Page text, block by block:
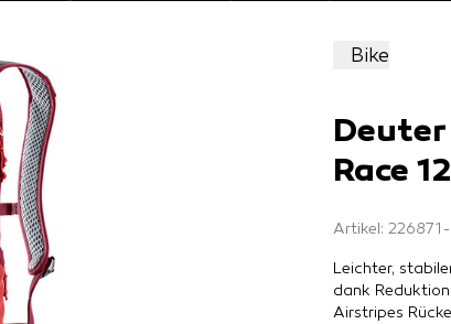
Bike
Deuter
Race 12
Artikel:
Leichter,
dank
Airstripes